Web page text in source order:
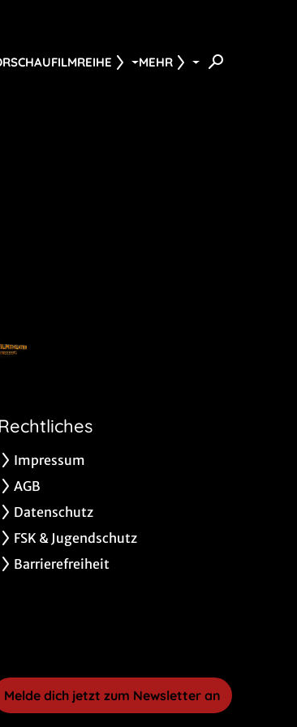
FILMREIHE MEHR
Rechtliches
Impressum
AGB
Datenschutz
FSK & Jugendschutz
Barrierefreiheit
Melde dich jetzt zum Newsletter an